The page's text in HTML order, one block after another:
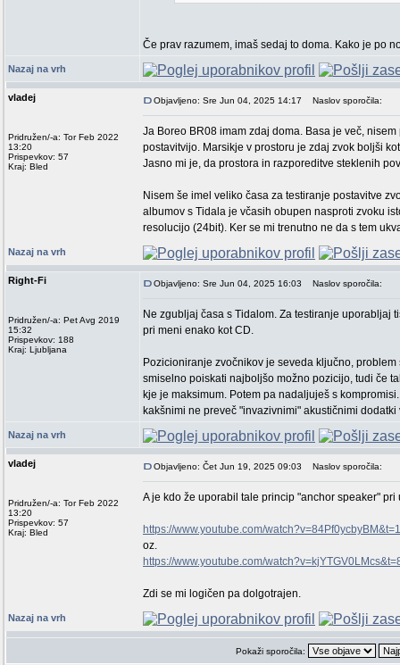
Če prav razumem, imaš sedaj to doma. Kako je po
Nazaj na vrh
vladej
Pridružen/-a: Tor Feb 2022
13:20
Prispevkov: 57
Kraj: Bled
Objavljeno: Sre Jun 04, 2025 14:17 Naslov sporočila:
Ja Boreo BR08 imam zdaj doma. Basa je več,
postavitvijo. Marsikje v prostoru je zdaj zvok boljši
Jasno mi je, da prostora in razporeditve steklenih
Nisem še imel veliko časa za testiranje postavitve
albumov s Tidala je včasih obupen nasproti zvoku
resolucijo (24bit). Ker se mi trenutno ne da s tem
Nazaj na vrh
Right-Fi
Pridružen/-a: Pet Avg 2019
15:32
Prispevkov: 188
Kraj: Ljubljana
Objavljeno: Sre Jun 04, 2025 16:03 Naslov sporočila:
Ne zgubljaj časa s Tidalom. Za testiranje uporabljaj
pri meni enako kot CD.
Pozicioniranje zvočnikov je seveda ključno,
smiselno poiskati najboljšo možno pozicijo, tudi če
kje je maksimum. Potem pa nadaljuješ s
kakšnimi ne preveč "invazivnimi" akustičnimi dodatki
Nazaj na vrh
vladej
Pridružen/-a: Tor Feb 2022
13:20
Prispevkov: 57
Kraj: Bled
Objavljeno: Čet Jun 19, 2025 09:03 Naslov sporočila:
A je kdo že uporabil tale princip "anchor speaker"
https://www.youtube.com/
oz.
https://www.youtube.com/
Zdi se mi logičen pa dolgotrajen.
Nazaj na vrh
Pokaži sporočila: